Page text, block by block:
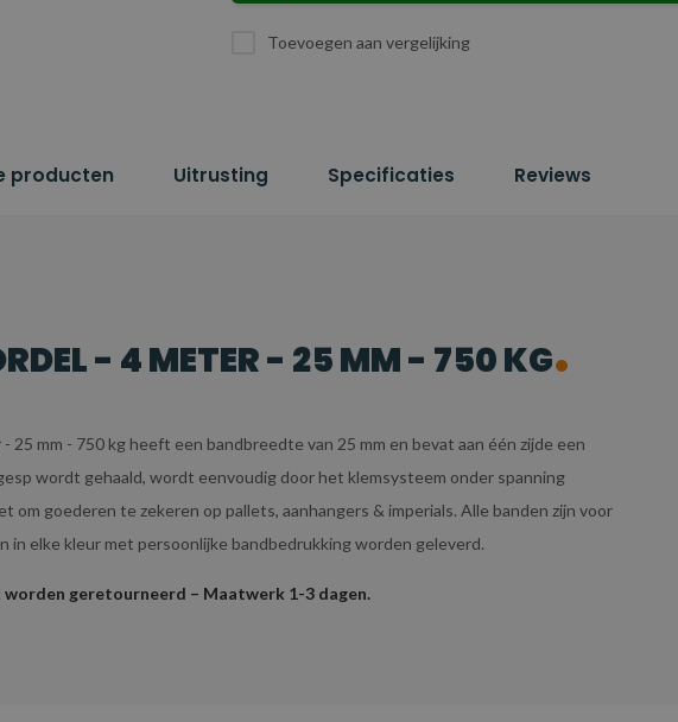
Toevoegen aan vergelijking
producten Uitrusting Specificaties Reviews
- 4 METER - 25 MM - 750 KG
25 mm - 750 kg heeft een bandbreedte van 25 mm en bevat aan één zijde een
wordt gehaald, wordt eenvoudig door het klemsysteem onder spanning
om goederen te zekeren op pallets, aanhangers & imperials. Alle banden zijn voor
in elke kleur met persoonlijke bandbedrukking worden geleverd.
geretourneerd – Maatwerk 1-3 dagen.